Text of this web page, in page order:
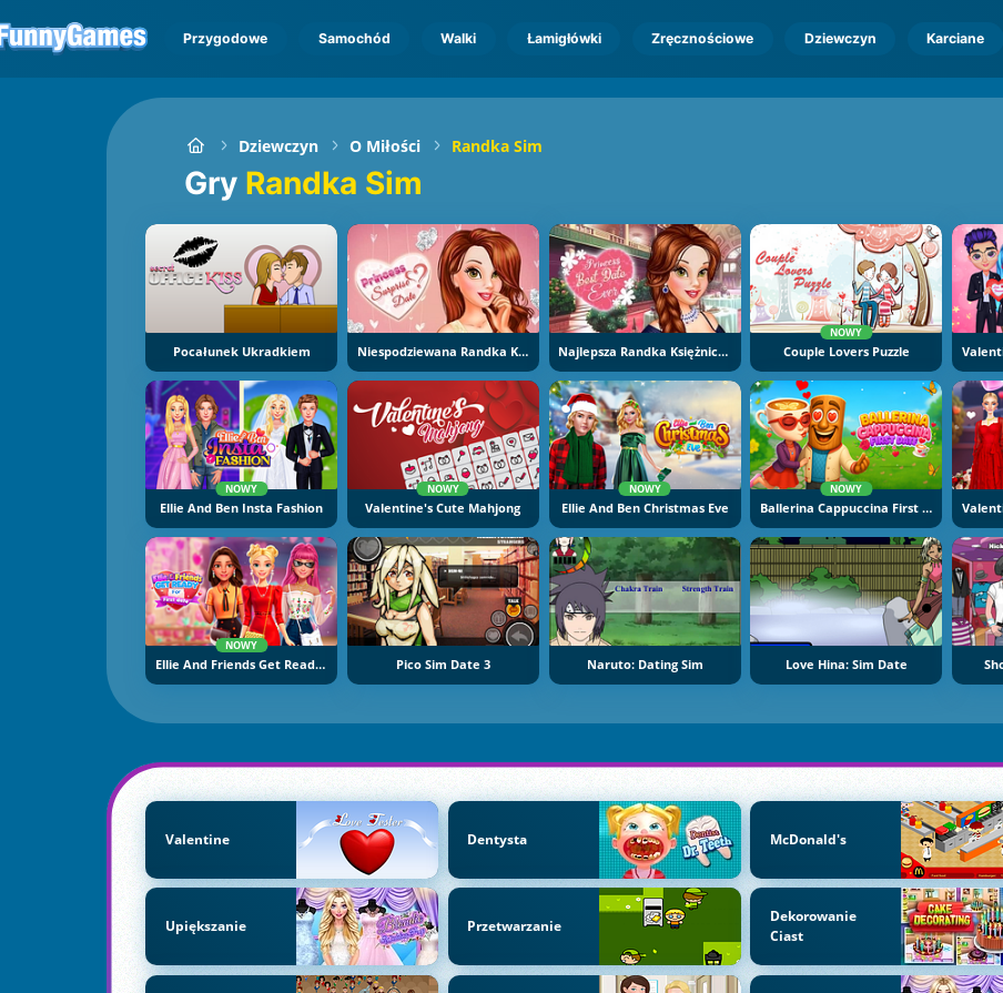
Przygodowe Samochód Walki Łamigłówki Zręcznościowe Dziewczyn Karciane
Dziewczyn O Miłości Randka Sim
Gry Randka Sim
Pocałunek Ukradkiem Niespodziewana Randka Księżniczki Najlepsza Randka Księżniczki
NOWY
Couple Lovers Puzzle
NOWY
Ellie And Ben Insta Fashion
NOWY
Valentine's Cute Mahjong
NOWY
Ellie And Ben Christmas Eve
NOWY
Ballerina Cappuccina First Date
NOWY
Ellie And Friends Get Ready For First Date Pico Sim Date 3 Naruto: Dating Sim Love Hina: Sim Date
Valentine Dentysta McDonald's
Upiększanie Przetwarzanie
Dekorowanie
Ciast